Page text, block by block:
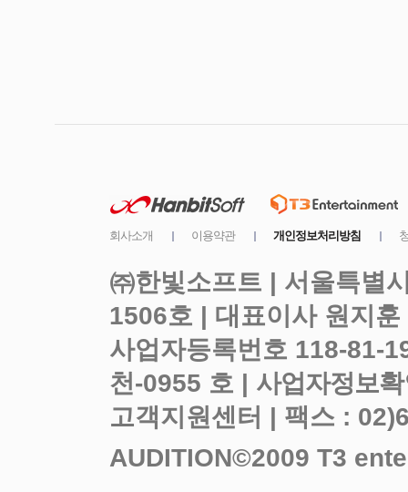
㈜한빛소프트 | 서울특별
사업자등록번호 118-81-
천-0955 호 |
고객지원센터 | 팩스 :